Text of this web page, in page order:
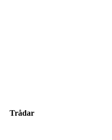
Trådar